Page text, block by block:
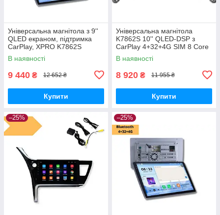
Універсальна магнітола з 9''
QLED екраном, підтримка
CarPlay, XPRO K7862S
В наявності
9 440 ₴ 12 652 ₴
Купити
Універсальна магнітола
K7862S 10'' QLED-DSP з
CarPlay 4+32+4G SIM 8 Core
Android 12 RGB (43334-
K7862S- 10''_7826)
В наявності
8 920 ₴ 11 955 ₴
Купити
–25% –25%